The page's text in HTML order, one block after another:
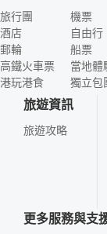
旅行團
酒店
郵輪
高鐵火車票
港玩港食
機票
自由行
船票
當地體
獨立包
旅遊資訊
旅遊攻略
更多服務與支